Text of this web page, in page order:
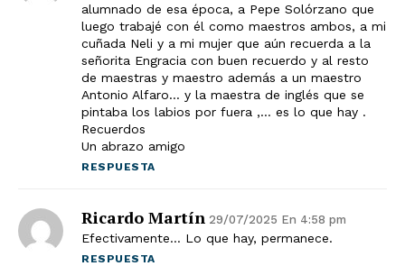
alumnado de esa época, a Pepe Solórzano que
luego trabajé con él como maestros ambos, a mi
cuñada Neli y a mi mujer que aún recuerda a la
señorita Engracia con buen recuerdo y al resto
de maestras y maestro además a un maestro
Antonio Alfaro… y la maestra de inglés que se
pintaba los labios por fuera ,… es lo que hay .
Recuerdos
Un abrazo amigo
RESPUESTA
Ricardo Martín 29/07/2025 En 4:58 pm
Efectivamente… Lo que hay, permanece.
RESPUESTA